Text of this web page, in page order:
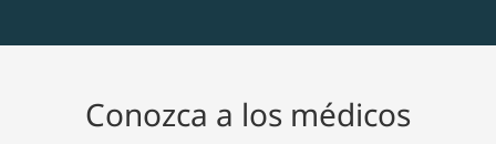
Conozca a los médicos